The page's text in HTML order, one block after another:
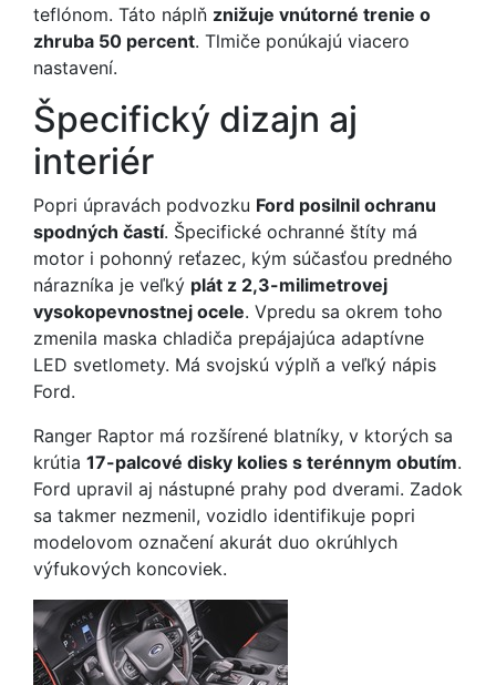
teflónom. Táto náplň znižuje vnútorné trenie o
zhruba 50 percent. Tlmiče ponúkajú viacero
nastavení.
Špecifický dizajn aj
interiér
Popri úpravách podvozku Ford posilnil ochranu
spodných častí. Špecifické ochranné štíty má
motor i pohonný reťazec, kým súčasťou predného
nárazníka je veľký plát z 2,3-milimetrovej
vysokopevnostnej ocele. Vpredu sa okrem toho
zmenila maska chladiča prepájajúca adaptívne
LED svetlomety. Má svojskú výplň a veľký nápis
Ford.
Ranger Raptor má rozšírené blatníky, v ktorých sa
krútia 17-palcové disky kolies s terénnym obutím.
Ford upravil aj nástupné prahy pod dverami. Zadok
sa takmer nezmenil, vozidlo identifikuje popri
modelovom označení akurát duo okrúhlych
výfukových koncoviek.